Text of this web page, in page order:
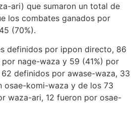
ari) que sumaron un total de
los combates ganados por
(70%).
definidos por ippon directo, 86
nage-waza y 59 (41%) por
definidos por awase-waza, 33
osae-komi-waza y de los 73
waza-ari, 12 fueron por osae-